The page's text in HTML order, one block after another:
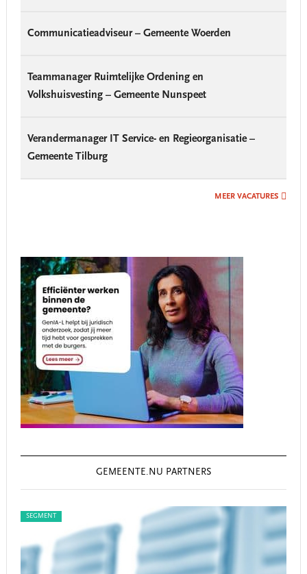
Communicatieadviseur – Gemeente Woerden
Teammanager Ruimtelijke Ordening en
Volkshuisvesting – Gemeente Nunspeet
Verandermanager IT Service- en Regieorganisatie –
Gemeente Tilburg
MEER VACATURES
GEMEENTE.NU PARTNERS
SEGMENT